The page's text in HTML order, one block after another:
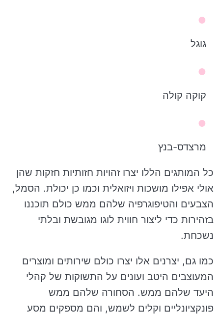
גוגל
קוקה קולה
מרצדס-בנץ
כל המותגים הללו יצרו זהויות חזותיות חזקות שהן
אולי אפילו מושכות ויזואלית וכמו כן יכולת. הסמל,
הצבעים והטיפוגרפיה שלהם ממש כולם תוכננו
בזהירות כדי ליצור חווית לוגו מגובשת ובלתי
נשכחת.
כמו גם, יצרנים אלו יצרו כולם שירותים ומוצרים
המעוצבים היטב ועונים על התשוקות של קהלי
היעד שלהם ממש. הסחורה שלהם ממש
פונקציונליים וקלים לשמש, והם מספקים מסע